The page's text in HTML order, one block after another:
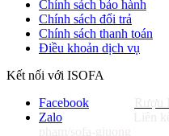
Chính sách bảo hành
Chính sách đổi trả
Chính sách thanh toán
Điều khoản dịch vụ
Kết nối với ISOFA
Facebook
Zalo